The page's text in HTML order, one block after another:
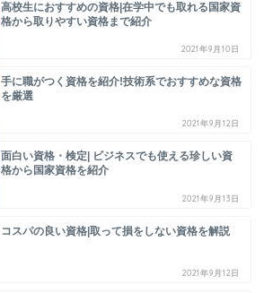
高校生におすすめの資格|在学中でも取れる国家資
格から取りやすい資格まで紹介
2021年9月10日
手に職がつく資格を紹介!技術系でおすすめな資格
を厳選
2021年9月12日
面白い資格・検定| ビジネスでも使える珍しい資
格から国家資格を紹介
2021年9月13日
コスパの良い資格|取って損をしない資格を解説
2021年9月12日